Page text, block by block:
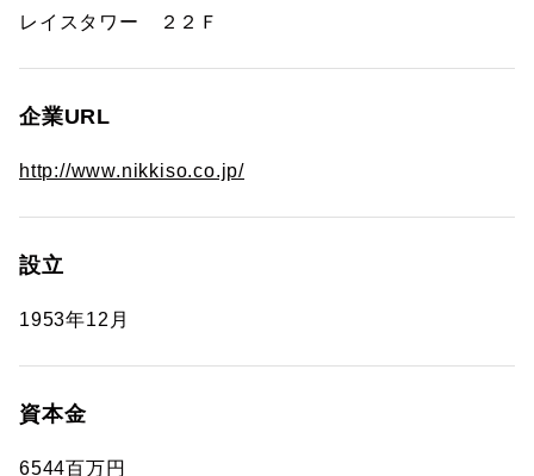
レイスタワー ２２Ｆ
企業URL
http://www.nikkiso.co.jp/
設立
1953年12月
資本金
6544百万円